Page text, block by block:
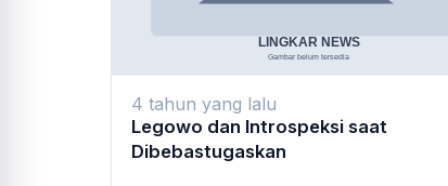
4 tahun yang lalu
Legowo dan Introspeksi saat
Dibebastugaskan